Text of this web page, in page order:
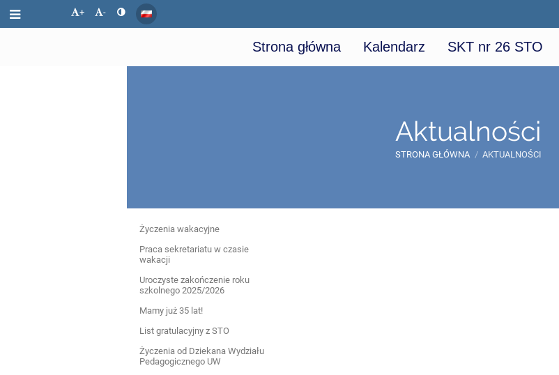
+ -
Strona główna Kalendarz SKT nr 26 STO
Aktualności
STRONA GŁÓWNA / AKTUALNOŚCI
Aktualności
Życzenia wakacyjne
Praca sekretariatu w czasie
wakacji
Uroczyste zakończenie roku
szkolnego 2025/2026
Mamy już 35 lat!
List gratulacyjny z STO
Życzenia od Dziekana Wydziału
Pedagogicznego UW